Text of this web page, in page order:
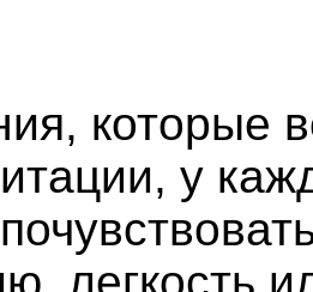
которые
у
легкость